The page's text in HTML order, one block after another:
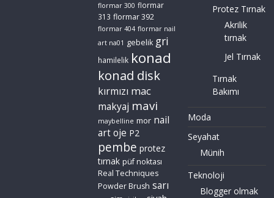
flormar 300 flormar
313 flormar 392
flormar 404 flormar nail
art na01 gebelik gri
hamilelik konad
konad disk
kırmızı mac
makyaj mavi
maybelline mor nail
artoje P2
pembe protez
tırnak püf noktası
Real Techniques
Powder Brush sarı
Protez Tırnak
Akrilik
tırnak
Jel Tırnak
Tırnak
Bakımı
Moda
Seyahat
Münih
Teknoloji
Blogger olmak